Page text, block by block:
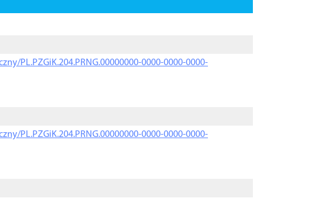
PL.PZGiK.204.PRNG.00000000-0000-0000-0000-
PL.PZGiK.204.PRNG.00000000-0000-0000-0000-